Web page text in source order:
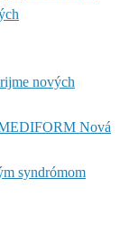
nových
Nová
syndrómom